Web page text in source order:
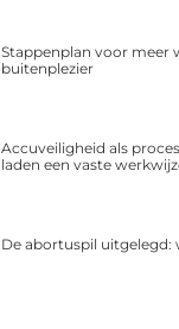
Stappenplan voor meer
buitenplezier
Accuveiligheid als
laden een vaste
De abortuspil uitgelegd: